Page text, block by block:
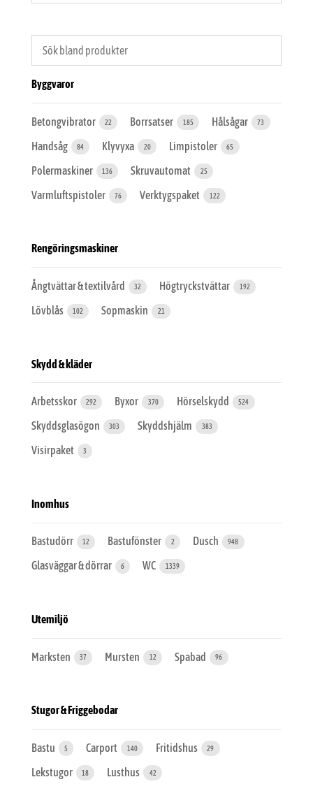
Byggvaror
Betongvibrator 22 Borrsatser 185 Hålsågar 73
Handsåg 84 Klyvyxa 20 Limpistoler 65
Polermaskiner 136 Skruvautomat 25
Varmluftspistoler 76 Verktygspaket 122
Rengöringsmaskiner
Ångtvättar & textilvård 32 Högtryckstvättar 192
Lövblås 102 Sopmaskin 21
Skydd & kläder
Arbetsskor 292 Byxor 370 Hörselskydd 524
Skyddsglasögon 303 Skyddshjälm 383
Visirpaket 3
Inomhus
Bastudörr 12 Bastufönster 2 Dusch 948
Glasväggar & dörrar 6 WC 1339
Utemiljö
Marksten 37 Mursten 12 Spabad 96
Stugor & Friggebodar
Bastu 5 Carport 140 Fritidshus 29
Lekstugor 18 Lusthus 42